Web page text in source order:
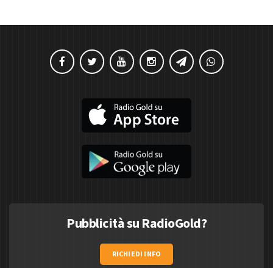
Pubblicità su RadioGold?
RICHIEDI INFO